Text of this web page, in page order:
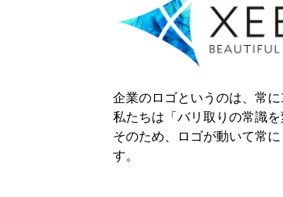
企業のロゴというのは、常
私たちは「バリ取りの常識
そのため、ロゴが動いて常
す。